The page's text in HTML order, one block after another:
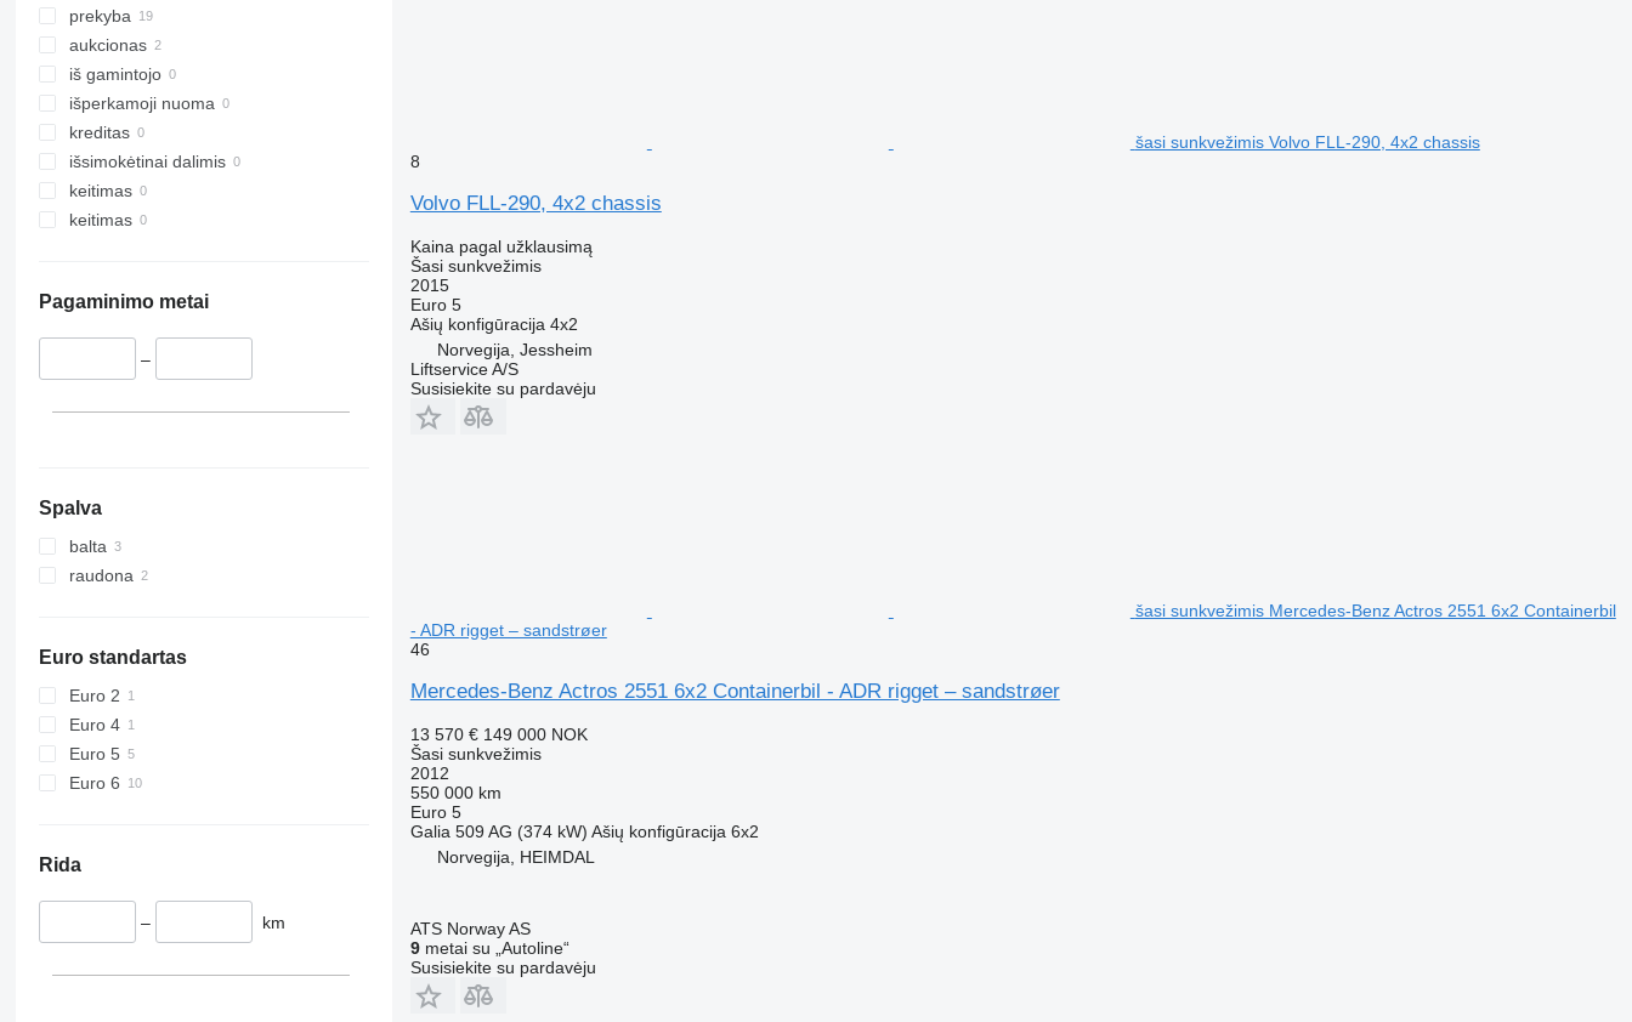
Møre og Romsdal
Oslo
prekyba
aukcionas
iš gamintojo
išperkamoji nuoma
kreditas
išsimokėtinai dalimis
keitimas
keitimas
Pagaminimo metai
–
Spalva
balta
raudona
Euro standartas
Euro 2
Euro 4
Euro 5
Euro 6
Rida
– km
šasi sunkvežimis Volvo FLL-290, 4x2 chassis
8
Volvo FLL-290, 4x2 chassis
Kaina pagal užklausimą
Šasi sunkvežimis
2015
Euro 5
Ašių konfigūracija 4x2
Norvegija, Jessheim
Liftservice A/S
Susisiekite su pardavėju
šasi sunkvežimis Mercedes-Benz Actros 2551 6x2 Containerbil
- ADR rigget – sandstrøer
46
Mercedes-Benz Actros 2551 6x2 Containerbil - ADR rigget – sandstrøer
13 570 € 149 000 NOK
Šasi sunkvežimis
2012
550 000 km
Euro 5
Galia 509 AG (374 kW) Ašių konfigūracija 6x2
Norvegija, HEIMDAL
ATS Norway AS
9metai su „Autoline“
Susisiekite su pardavėju